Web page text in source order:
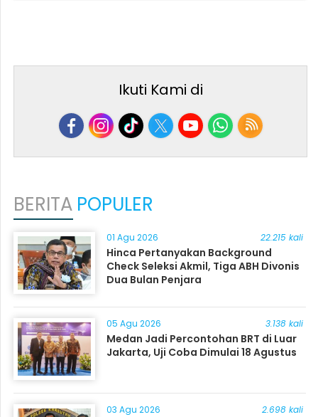
Ikuti Kami di
BERITA POPULER
01 Agu 2026 22.215 kali
Hinca Pertanyakan Background
Check Seleksi Akmil, Tiga ABH Divonis
Dua Bulan Penjara
05 Agu 2026 3.138 kali
Medan Jadi Percontohan BRT di Luar
Jakarta, Uji Coba Dimulai 18 Agustus
03 Agu 2026 2.698 kali